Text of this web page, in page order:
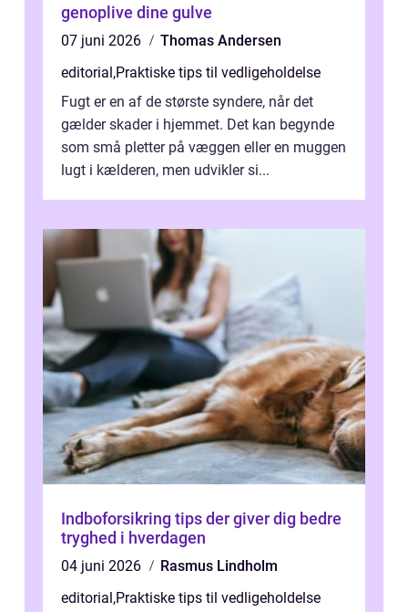
genoplive dine gulve
07 juni 2026
Thomas Andersen
editorial ,Praktiske tips til vedligeholdelse
Fugt er en af de største syndere, når det
gælder skader i hjemmet. Det kan begynde
som små pletter på væggen eller en muggen
lugt i kælderen, men udvikler si...
Indboforsikring tips der giver dig bedre
tryghed i hverdagen
04 juni 2026
Rasmus Lindholm
editorial ,Praktiske tips til vedligeholdelse